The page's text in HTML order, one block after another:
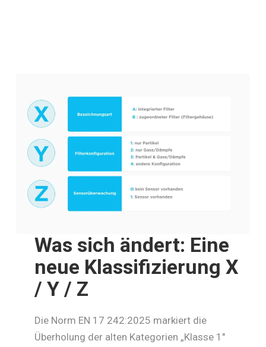
Was sich ändert: Eine
neue Klassifizierung X
/ Y / Z
Die Norm EN 17 242:2025 markiert die
Überholung der alten Kategorien „Klasse 1″